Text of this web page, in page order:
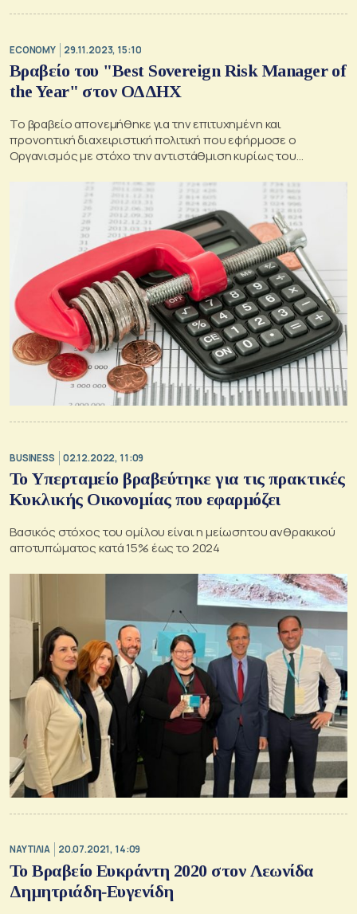
ECONOMY 29.11.2023, 15:10
Βραβείο του "Best Sovereign Risk Manager of
the Year" στον ΟΔΔΗΧ
Το βραβείο απονεμήθηκε για την επιτυχημένη και
προνοητική διαχειριστική πολιτική που εφήρμοσε ο
Οργανισμός με στόχο την αντιστάθμιση κυρίως του
BUSINESS 02.12.2022, 11:09
Το Υπερταμείο βραβεύτηκε για τις πρακτικές
Κυκλικής Οικονομίας που εφαρμόζει
Βασικός στόχος του ομίλου είναι η μείωσητου ανθρακικού
αποτυπώματος κατά 15% έως το 2024
ΝΑΥΤΙΛΙΑ 20.07.2021, 14:09
Το Βραβείο Ευκράντη 2020 στον Λεωνίδα
Δημητριάδη‐Ευγενίδη